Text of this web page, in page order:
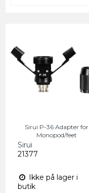
Sirui P-36 Adapter for
Monopod/feet
Sirui
21377
Ikke på lager i
butik